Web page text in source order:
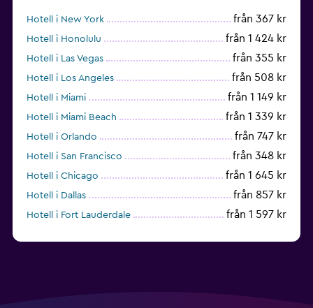
Hotell i New York från 367 kr
Hotell i Honolulu från 1 424 kr
Hotell i Las Vegas från 355 kr
Hotell i Los Angeles från 508 kr
Hotell i Miami från 1 149 kr
Hotell i Miami Beach från 1 339 kr
Hotell i Orlando från 747 kr
Hotell i San Francisco från 348 kr
Hotell i Chicago från 1 645 kr
Hotell i Dallas från 857 kr
Hotell i Fort Lauderdale från 1 597 kr